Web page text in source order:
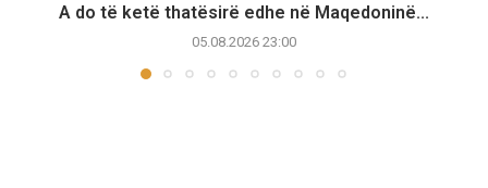
A do të ketë thatësirë edhe në Maqedoninë...
05.08.2026 23:00